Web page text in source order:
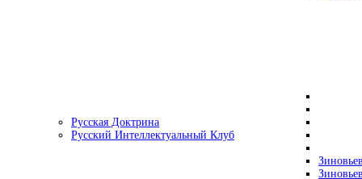
Русская Доктрина
Русский Интеллектуальный Клуб